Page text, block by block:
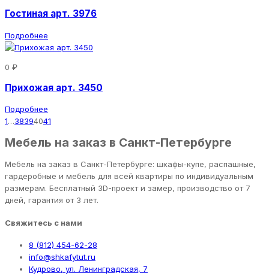
Гостиная арт. 3976
Подробнее
0 ₽
Прихожая арт. 3450
Подробнее
1…38394041
Мебель на заказ в Санкт-Петербурге
Мебель на заказ в Санкт-Петербурге: шкафы-купе, распашные,
гардеробные и мебель для всей квартиры по индивидуальным
размерам. Бесплатный 3D-проект и замер, производство от 7
дней, гарантия от 3 лет.
Свяжитесь с нами
8 (812) 454-62-28
info@shkafytut.ru
Кудрово, ул. Ленинградская, 7